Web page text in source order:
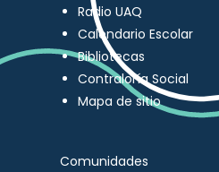
Radio UAQ
Calendario Escolar
Bibliotecas
Contraloría Social
Mapa de sitio
Comunidades